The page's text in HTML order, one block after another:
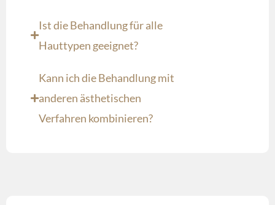
Ist die Behandlung für alle
Hauttypen geeignet?
Kann ich die Behandlung mit
anderen ästhetischen
Verfahren kombinieren?